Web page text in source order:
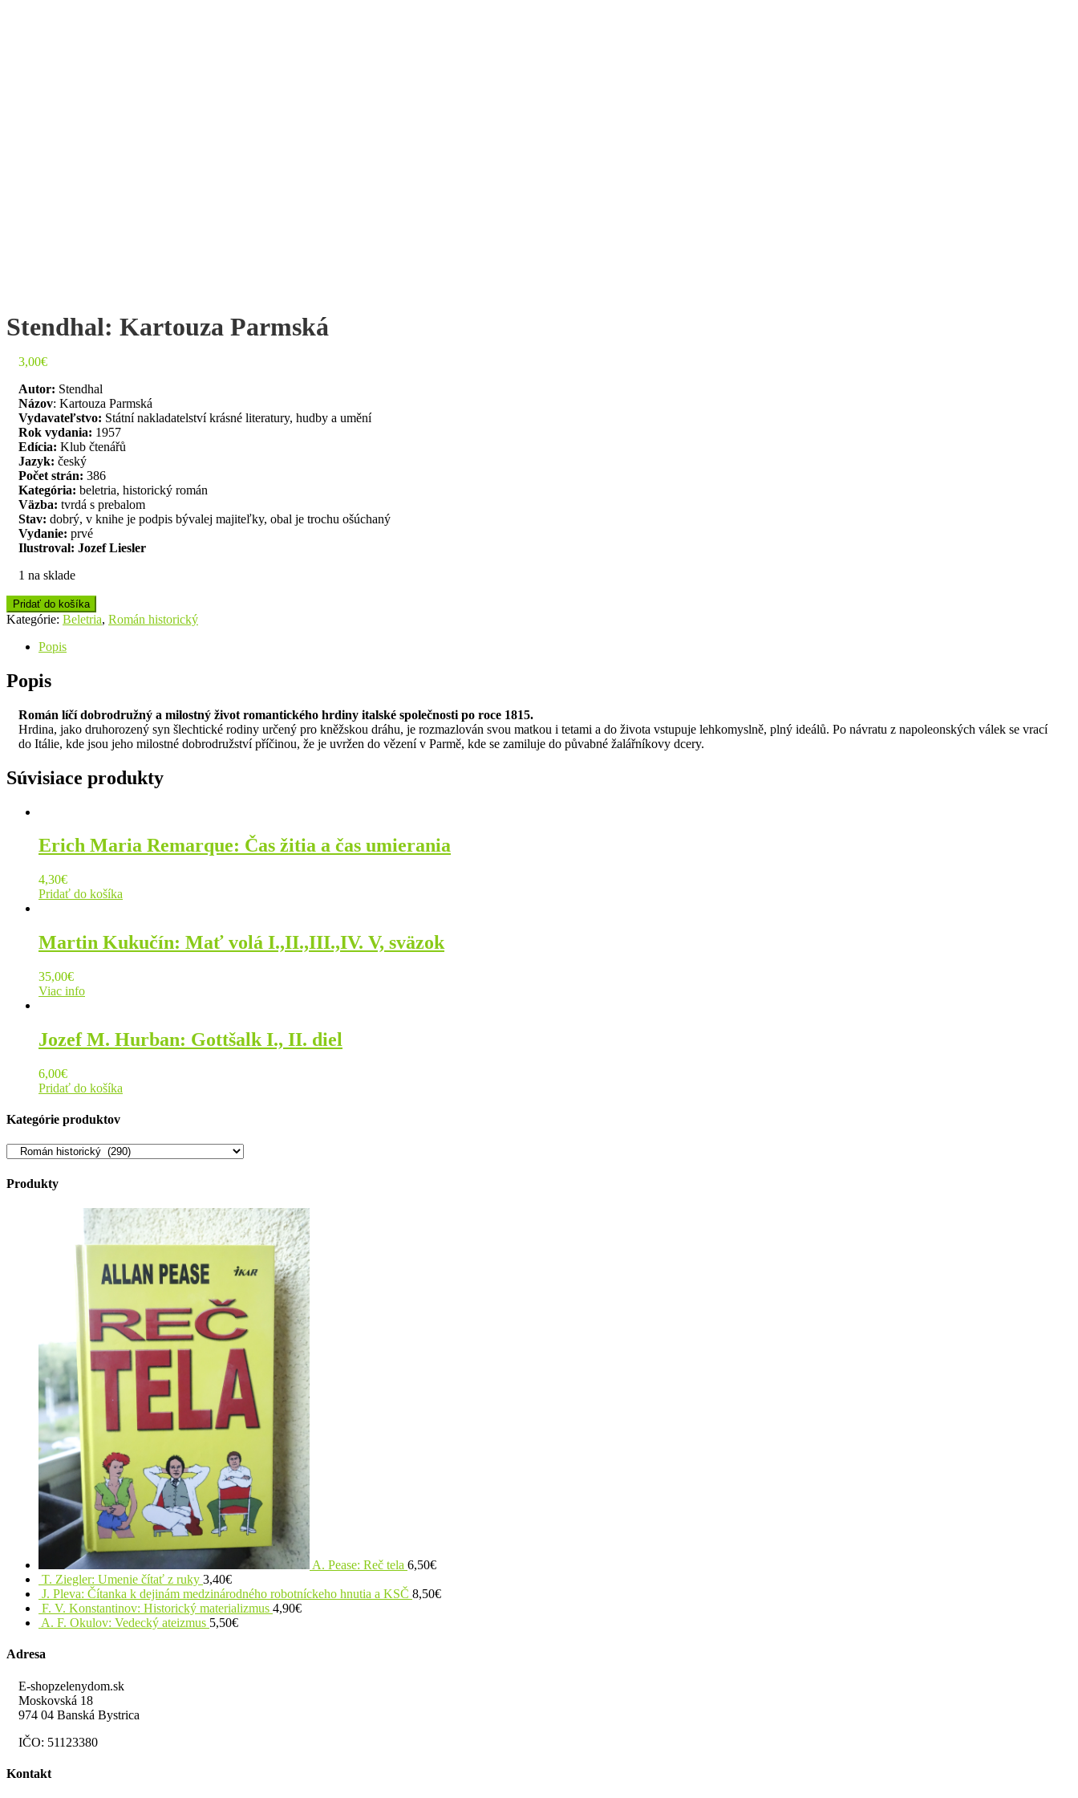
Stendhal: Kartouza Parmská
3,00€
Autor: Stendhal
Názov: Kartouza Parmská
Vydavateľstvo: Státní nakladatelství krásné literatury, hudby a umění
Rok vydania: 1957
Edícia: Klub čtenářů
Jazyk: český
Počet strán: 386
Kategória: beletria, historický román
Väzba: tvrdá s prebalom
Stav: dobrý, v knihe je podpis bývalej majiteľky, obal je trochu ošúchaný
Vydanie: prvé
Ilustroval: Jozef Liesler
1 na sklade
Pridať do košíka
Kategórie: Beletria, Román historický
Popis
Popis
Román líčí dobrodružný a milostný život romantického hrdiny italské společnosti po roce 1815.
Hrdina, jako druhorozený syn šlechtické rodiny určený pro kněžskou dráhu, je rozmazlován svou matkou i tetami a do života vstupuje lehkomyslně, plný ideálů. Po návratu z napoleonských válek se vrací
do Itálie, kde jsou jeho milostné dobrodružství příčinou, že je uvržen do vězení v Parmě, kde se zamiluje do půvabné žalářníkovy dcery.
Súvisiace produkty
Erich Maria Remarque: Čas žitia a čas umierania
4,30€
Pridať do košíka
Martin Kukučín: Mať volá I.,II.,III.,IV. V, sväzok
35,00€
Viac info
Jozef M. Hurban: Gottšalk I., II. diel
6,00€
Pridať do košíka
Kategórie produktov
Produkty
A. Pease: Reč tela 6,50€
T. Ziegler: Umenie čítať z ruky 3,40€
J. Pleva: Čítanka k dejinám medzinárodného robotníckeho hnutia a KSČ 8,50€
F. V. Konstantinov: Historický materializmus 4,90€
A. F. Okulov: Vedecký ateizmus 5,50€
Adresa
E-shopzelenydom.sk
Moskovská 18
974 04 Banská Bystrica
IČO: 51123380
Kontakt